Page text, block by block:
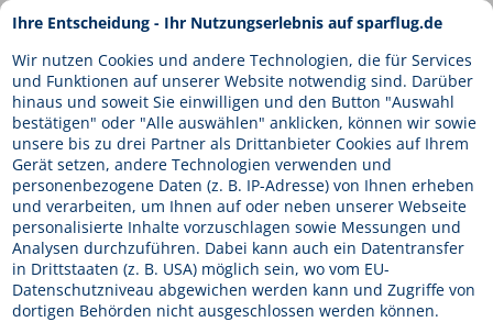
Ihre Entscheidung - Ihr Nutzungserlebnis auf sparflug.de
Wir nutzen Cookies und andere Technologien, die für Services
und Funktionen auf unserer Website notwendig sind. Darüber
hinaus und soweit Sie einwilligen und den Button "Auswahl
bestätigen" oder "Alle auswählen" anklicken, können wir sowie
unsere bis zu drei Partner als Drittanbieter Cookies auf Ihrem
Gerät setzen, andere Technologien verwenden und
personenbezogene Daten (z. B. IP-Adresse) von Ihnen erheben
und verarbeiten, um Ihnen auf oder neben unserer Webseite
personalisierte Inhalte vorzuschlagen sowie Messungen und
Analysen durchzuführen. Dabei kann auch ein Datentransfer
in Drittstaaten (z. B. USA) möglich sein, wo vom EU-
Datenschutzniveau abgewichen werden kann und Zugriffe von
dortigen Behörden nicht ausgeschlossen werden können.
Direkt
zum
Inhalt
ANMELDEN